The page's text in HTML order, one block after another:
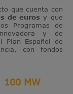
que cuenta con
de eurosy que
Programas de
y de
Plan Español de
con fondos
100 MW